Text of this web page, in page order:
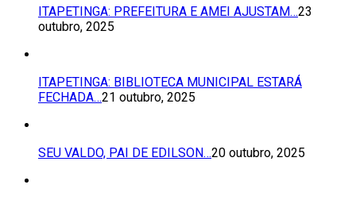
ITAPETINGA: PREFEITURA E AMEI AJUSTAM…23
outubro, 2025
ITAPETINGA: BIBLIOTECA MUNICIPAL ESTARÁ
FECHADA…21 outubro, 2025
SEU VALDO, PAI DE EDILSON…20 outubro, 2025